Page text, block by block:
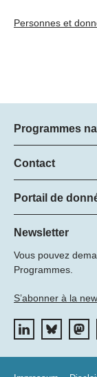
Personnes et
Programmes
Vous trouverez ici
nationaux de
Tous les PNR
Contact
Regine Maritz,
Beatrice Schibler,
Managers du
Tél.: +
E-mail:
Portail de
Vous trouverez ici
recherche et les
Recherche de
Newsletter
Vous pouvez
Programmes.
S’abonner à la